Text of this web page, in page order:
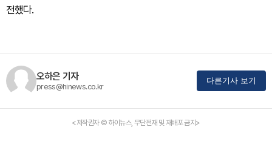
전했다.
오하은 기자
press@hinews.co.kr
다른기사 보기
<저작권자 © 하이뉴스, 무단전재 및 재배포 금지>